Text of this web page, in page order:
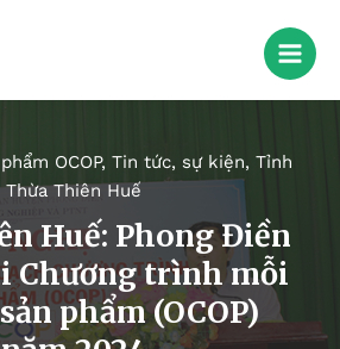
OCOP, Tin tức, sự kiện, Tỉnh
Thừa Thiên Huế
Huế: Phong Điền
Chương trình mỗi
phẩm (OCOP)